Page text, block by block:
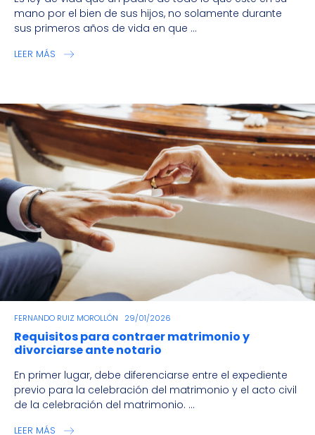
mano por el bien de sus hijos, no solamente durante
sus primeros años de vida en que ...
LEER MÁS
FERNANDO RUIZ MOROLLÓN 29/01/2026
Requisitos para contraer matrimonio y
divorciarse ante notario
En primer lugar, debe diferenciarse entre el expediente
previo para la celebración del matrimonio y el acto civil
de la celebración del matrimonio. ...
LEER MÁS